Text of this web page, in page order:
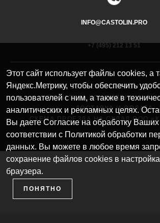
INFO@CASTOLIN.PRO
+7 (495) 212 13 51​
© 2025 CASTOLIN
ПОЛИТИКА
ДОСТАВКА И ОПЛАТА
СХЕМА ПРОЕЗДА НА СКЛАД ООО
Этот сайт использует файлы cookies, а
Яндекс.Метрику, чтобы обеспечить
пользователей с ним, а также в
аналитических и рекламных целях.
Вы даете Согласие на обработку
соответствии с Политикой обработки
данных. Вы можете в любое время
сохранение файлов cookies в
браузера.
ПОНЯТНО